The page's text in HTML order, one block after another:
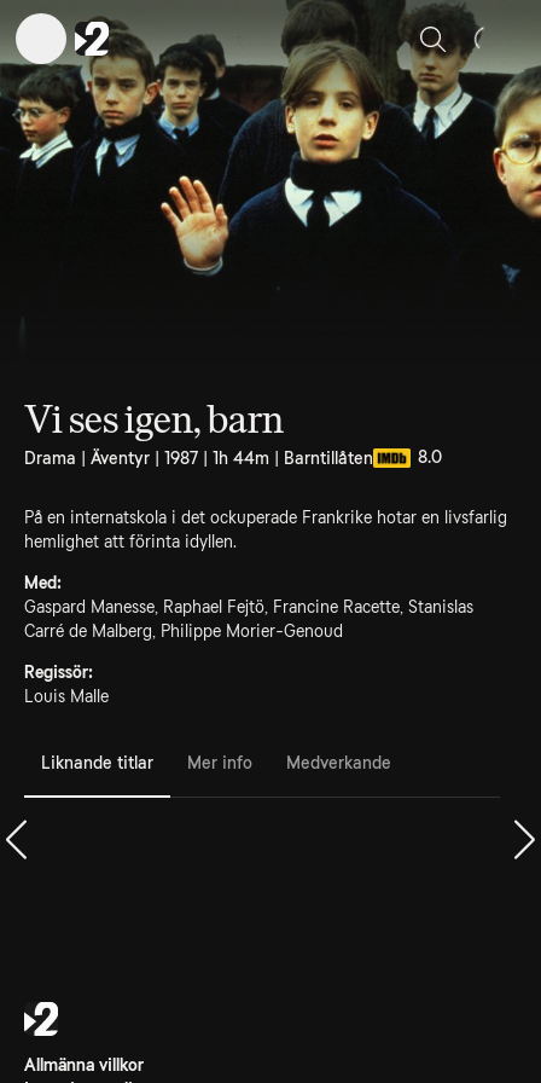
Sök
Vi ses igen, barn
Drama | Äventyr | 1987 | 1h 44m | Barntillåten 8.0
På en internatskola i det ockuperade Frankrike hotar en livsfarlig
hemlighet att förinta idyllen.
Med:
Gaspard Manesse, Raphael Fejtö, Francine Racette, Stanislas
Carré de Malberg, Philippe Morier-Genoud
Regissör:
Louis Malle
Liknande titlar Mer info Medverkande
Allmänna villkor